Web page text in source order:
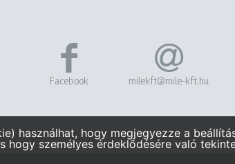
Facebook milekft@mile-kft.hu